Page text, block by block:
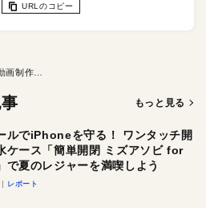
URLのコピー
もっと見る
ルでiPhoneを守る！ ワンタッチ開
ケース「簡単開閉 ミズアソビ for
で夏のレジャーを満喫しよう
レポート